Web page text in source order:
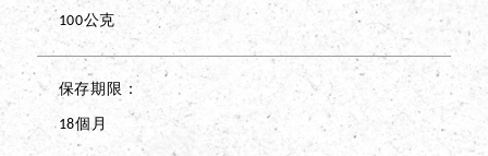
100公克
保存期限
18個月